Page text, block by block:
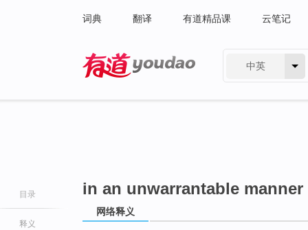
词典 翻译 有道精品课 云笔记
中英
目录
释义
in an unwarrantable manner
网络释义